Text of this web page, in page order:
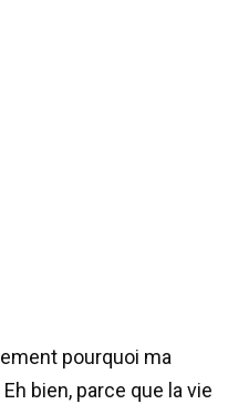
pourquoi ma
bien, parce que la vie